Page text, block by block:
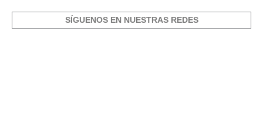
SÍGUENOS EN NUESTRAS REDES